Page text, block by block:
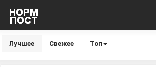
Лучшее Свежее Топ